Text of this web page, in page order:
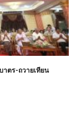
ตร-ถวายเทียน